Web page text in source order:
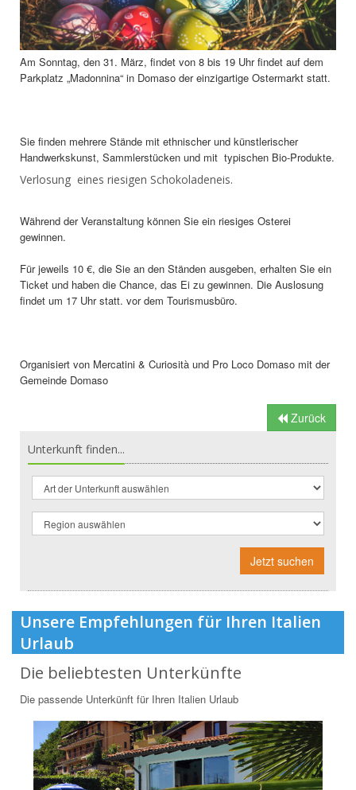
Am Sonntag, den 31. März, findet von 8 bis 19 Uhr findet auf dem
Parkplatz „Madonnina“ in Domaso der einzigartige Ostermarkt statt.
Sie finden mehrere Stände mit ethnischer und künstlerischer
Handwerkskunst, Sammlerstücken und mit typischen Bio-Produkte.
Verlosung eines riesigen Schokoladeneis.
Während der Veranstaltung können Sie ein riesiges Osterei
gewinnen.
Für jeweils 10 €, die Sie an den Ständen ausgeben, erhalten Sie ein
Ticket und haben die Chance, das Ei zu gewinnen. Die Auslosung
findet um 17 Uhr statt. vor dem Tourismusbüro.
Organisiert von Mercatini & Curiosità und Pro Loco Domaso mit der
Gemeinde Domaso
Zurück
Unterkunft finden...
Jetzt suchen
Unsere Empfehlungen für Ihren Italien
Urlaub
Die beliebtesten Unterkünfte
Die passende Unterkünft für Ihren Italien Urlaub